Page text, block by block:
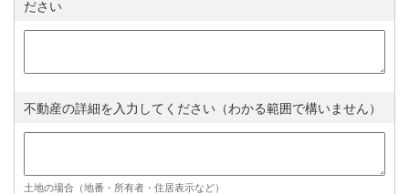
ださい
不動産の詳細を入力してください（わかる範囲で構いません）
土地の場合（地番・所有者・住居表示など）